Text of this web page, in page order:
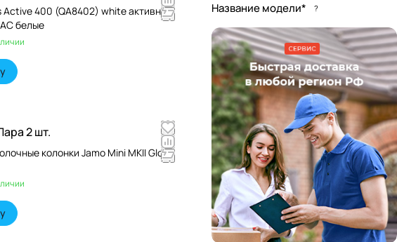
Active 400 (QA8402) white активные
белые
2 шт.
колонки Jamo Mini MKII Gloss
Q Acoustics(10)
Название модели* ?